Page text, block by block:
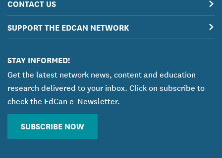
CONTACT US
SUPPORT THE EDCAN NETWORK
STAY INFORMED!
Get the latest network news, content and education
research delivered to your inbox. Click on subscribe to
check the EdCan e-Newsletter.
SUBSCRIBE NOW